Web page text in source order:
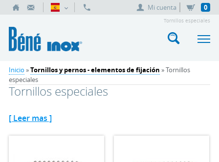
Mi cuenta 0
Tornillos especiales
Inicio »Tornillos y pernos - elementos de fijación » Tornillos
especiales
Tornillos especiales
[ Leer mas ]